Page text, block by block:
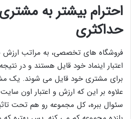
احترام بیشتر به
حداکثری
فروشگاه های تخصصی، به مراتب ارزش
اعتبار اینماد خود قایل هستند و در
برای مشتری خود قایل می شوند. یک
علاوه بر این که ارزش و اعتبار اون
سئوال ببره، کل مجموعه رو هم تحت